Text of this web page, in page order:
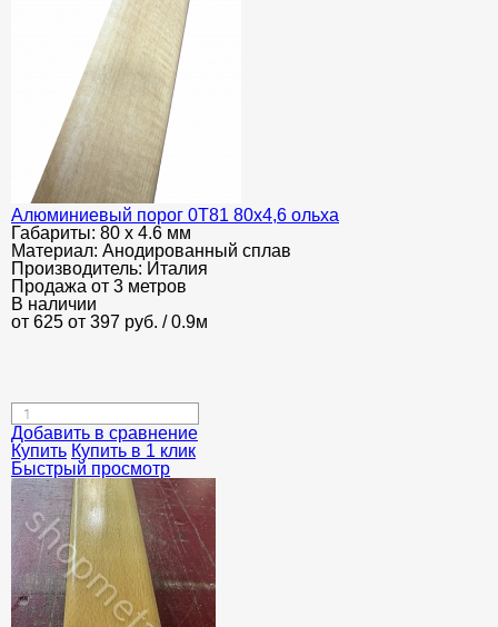
Алюминиевый порог 0Т81 80х4,6 ольха
Габариты: 80 х 4.6 мм
Материал: Анодированный сплав
Производитель: Италия
Продажа от 3 метров
В наличии
от 625 от 397 руб. / 0.9м
Добавить в сравнение
Купить Купить в 1 клик
Быстрый просмотр